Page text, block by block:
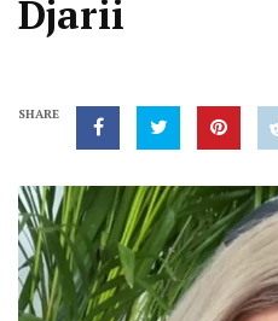
Djarii
SHARE